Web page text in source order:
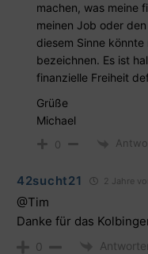
machen, was meine
meinen Job oder
diesem Sinne
bezeichnen. Es ist
finanzielle Freiheit
Grüße
Michael
0
42sucht21 2 Jahre vor
@Tim
Danke für das
0